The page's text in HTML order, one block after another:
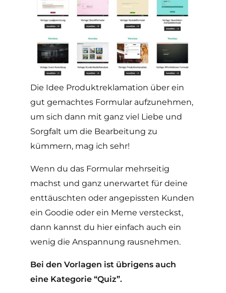
Die Idee Produktreklamation über ein
gut gemachtes Formular aufzunehmen,
um sich dann mit ganz viel Liebe und
Sorgfalt um die Bearbeitung zu
kümmern, mag ich sehr!
Wenn du das Formular mehrseitig
machst und ganz unerwartet für deine
enttäuschten oder angepissten Kunden
ein Goodie oder ein Meme versteckst,
dann kannst du hier einfach auch ein
wenig die Anspannung rausnehmen.
Bei den Vorlagen ist übrigens auch
eine Kategorie “Quiz”.